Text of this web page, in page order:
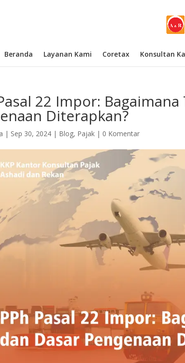
Beranda Layanan Kami Coretax Konsultan
22 Impor:
Diterapkan?
| Sep 30, 2024 | Blog, Pajak | 0 Komentar